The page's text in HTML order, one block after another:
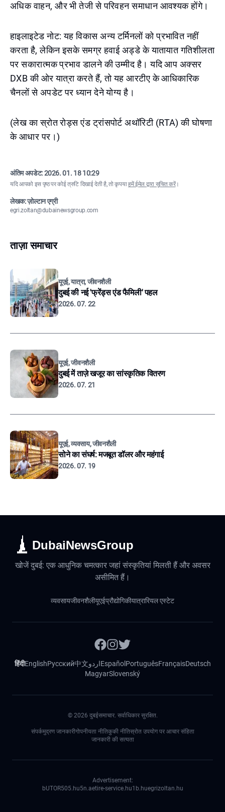
अधिक वाहन, और भी तेजी से परिवहन समाधान आवश्यक होंगे।
हाइलाइटेड नोट: यह विकास अन्य टर्मिनलों को प्रभावित नहीं
करता है, लेकिन इसके समग्र हवाई अड्डे के यातायात गतिशीलता
पर सकारात्मक प्रभाव डालने की उम्मीद है। यदि आप अक्सर
DXB की ओर यात्रा करते हैं, तो यह आरटीए के आधिकारिक
चैनलों से अपडेट पर ध्यान देने योग्य है।
(लेख का स्रोत रोड्स एंड ट्रांसपोर्ट अथॉरिटी (RTA) की घोषणा
के आधार पर।)
अंतिम अपडेट:2026. 01. 18 10:29
यदि आपको इस पृष्ठ पर कोई त्रुटि दिखाई देती है, तो कृपयाहमें ईमेल द्वारा सूचित करें।
लेखक: ज़ोल्टान एग्री
egri.zoltan@dubainewsgroup.com
ताज़ा समाचार
यूएई, यात्रा, जीवनशैली
दुबई की नई 'फ्रेंड्स एंड फैमिली' पहल
2026. 07. 22
यूएई, जीवनशैली
दुबई में ताज़े खजूर का सांस्कृतिक वितरण
2026. 07. 21
यूएई, व्यवसाय, जीवनशैली
सोने का संघर्ष: मजबूत डॉलर और महंगाई
2026. 07. 19
DubaiNewsGroup
खोजें दुबई: एक आधुनिक चमत्कार जहां संस्कृतियां मिलती हैं और अवसर
असीमित हैं।
व्यवसायजीवनशैलीयूएईप्रौद्योगिकीयात्रारियल एस्टेट
हिंदीEnglishРусский中文اردوEspañol PortuguêsFrançaisDeutsch
MagyarSlovenský
© 2026 दुबईसमाचार. सर्वाधिकार सुरक्षित.
संपर्कमुद्रण जानकारीगोपनीयता नीतिकुकी नीतिस्रोत उपयोग पर आचार संहिता
जानकारी की सत्यता
Advertisement:
bUTOR505.hu5n.aetire-service.hu1b.huegrizoltan.hu